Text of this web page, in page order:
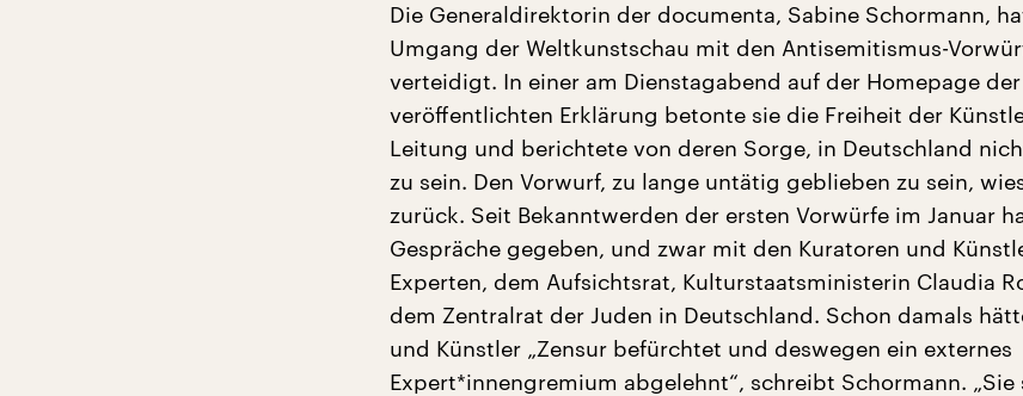
Die Generaldirektorin der documenta, Sabine Schormann,
Umgang der Weltkunstschau mit den Antisemitismus-
verteidigt. In einer am Dienstagabend auf der Homepage
veröffentlichten Erklärung betonte sie die Freiheit der
Leitung und berichtete von deren Sorge, in Deutschland
zu sein. Den Vorwurf, zu lange untätig geblieben zu sein,
zurück. Seit Bekanntwerden der ersten Vorwürfe im Januar
Gespräche gegeben, und zwar mit den Kuratoren und
Experten, dem Aufsichtsrat, Kulturstaatsministerin Claudia
dem Zentralrat der Juden in Deutschland. Schon damals
und Künstler „Zensur befürchtet und deswegen ein externes
Expert*innengremium abgelehnt“, schreibt Schormann. „Sie